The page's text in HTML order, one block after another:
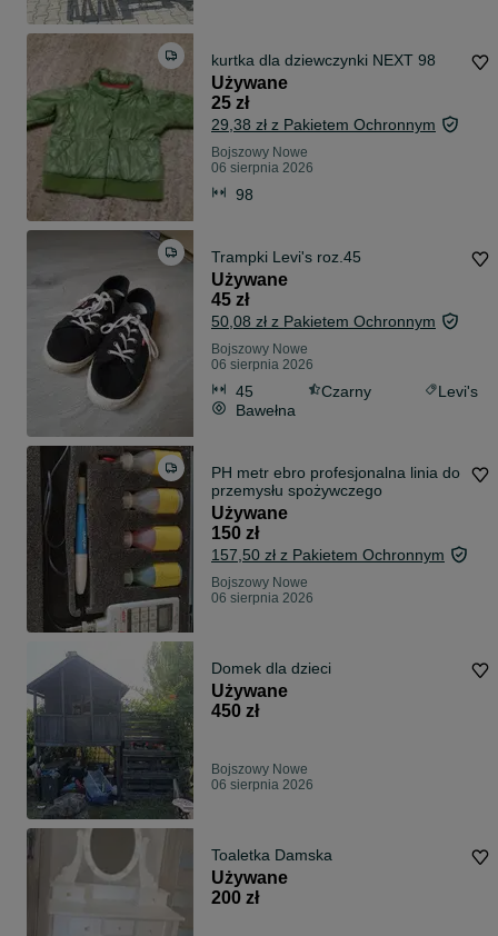
kurtka dla dziewczynki NEXT 98
Używane
25 zł
29,38 zł z Pakietem Ochronnym
Bojszowy Nowe
06 sierpnia 2026
98
Trampki Levi's roz.45
Używane
45 zł
50,08 zł z Pakietem Ochronnym
Bojszowy Nowe
06 sierpnia 2026
45 Czarny
Levi's
Bawełna
PH metr ebro profesjonalna linia do
przemysłu spożywczego
Używane
150 zł
157,50 zł z Pakietem Ochronnym
Bojszowy Nowe
06 sierpnia 2026
Domek dla dzieci
Używane
450 zł
Bojszowy Nowe
06 sierpnia 2026
Toaletka Damska
Używane
200 zł